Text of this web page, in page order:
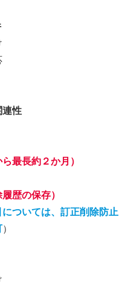
連性
最⻑約２か⽉）
歴の保存）
については、訂正削除防止
）